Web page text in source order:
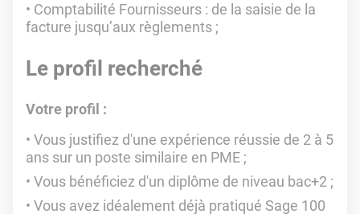
Comptabilité Fournisseurs : de la saisie de la
facture jusqu’aux règlements ;
Le profil recherché
Votre profil :
Vous justifiez d'une expérience réussie de 2 à 5
ans sur un poste similaire en PME ;
Vous bénéficiez d'un diplôme de niveau bac+2 ;
Vous avez idéalement déjà pratiqué Sage 100